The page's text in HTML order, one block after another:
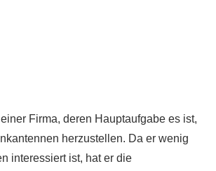
Firma, deren Hauptaufgabe es ist,
herzustellen. Da er wenig
interessiert ist, hat er die